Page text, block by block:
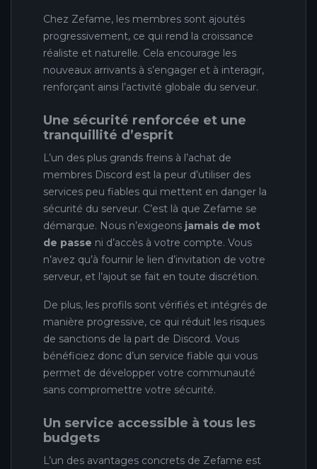
Chez Zefame, les membres sont ajoutés
progressivement, ce qui rend la croissance
réaliste et naturelle. Cela encourage les
nouveaux arrivants à s’engager et à interagir,
renforçant ainsi l’activité globale du serveur.
Une sécurité renforcée et une
tranquillité d’esprit
L’un des plus grands freins à l’achat de
membres Discord est la peur d’utiliser des
services peu fiables qui mettent en danger la
sécurité du serveur. C’est là que Zefame se
démarque. Nous n’exigeons jamais de mot
de passe ni d’accès à votre compte. Vous
n’avez qu’à fournir le lien d’invitation de votre
serveur, et l’ajout se fait en toute discrétion.
De plus, les profils sont vérifiés et intégrés de
manière progressive, ce qui réduit les risques
de sanctions de la part de Discord. Vous
bénéficiez donc d’un service fiable qui vous
permet de développer votre communauté
sans compromettre votre sécurité.
Un service accessible à tous les
budgets
L’un des avantages concrets de Zefame est